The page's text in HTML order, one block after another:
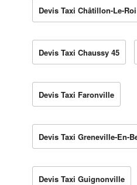
Devis Taxi Châtillon-Le-Roi
Devis Taxi Chaussy 45
Devis Taxi Faronville
Devis Taxi Greneville-En-
Devis Taxi Guignonville